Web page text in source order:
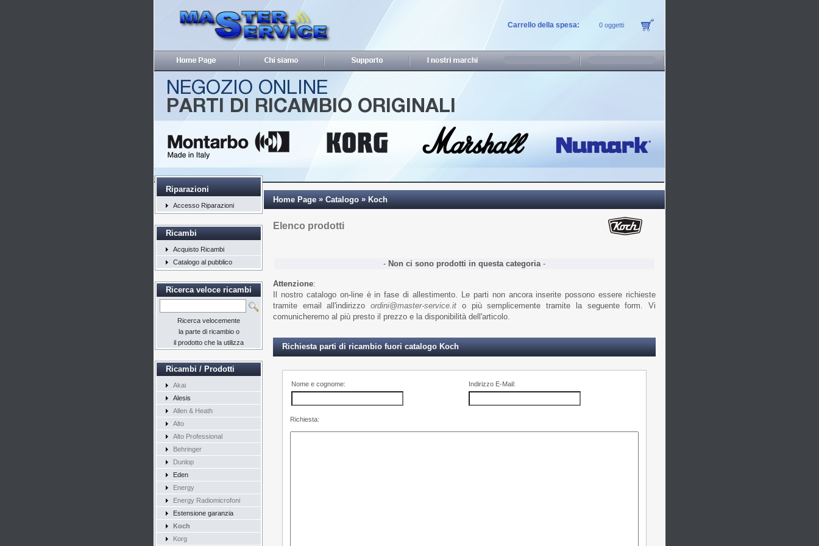
Carrello della spesa: 0 oggetti
Riparazioni
Accesso Riparazioni
Ricambi
Acquisto Ricambi
Catalogo al pubblico
Ricerca veloce ricambi
Ricerca velocemente
la parte di ricambio o
il prodotto che la utilizza
Ricambi / Prodotti
Akai
Alesis
Allen & Heath
Alto
Alto Professional
Behringer
Dunlop
Eden
Energy
Energy Radiomicrofoni
Estensione garanzia
Koch
Korg
Home Page»Catalogo»Koch
Elenco prodotti
- Non ci sono prodotti in questa categoria-
Attenzione:
Il nostro catalogo on-line è in fase di allestimento. Le parti non ancora inserite possono essere richieste
tramite email all'indirizzoordini@master-service.it o più semplicemente tramite la seguente form. Vi
comunicheremo al più presto il prezzo e la disponibilità dell'articolo.
Richiesta parti di ricambio fuori catalogo Koch
Nome e cognome: Indirizzo E-Mail:
Richiesta: